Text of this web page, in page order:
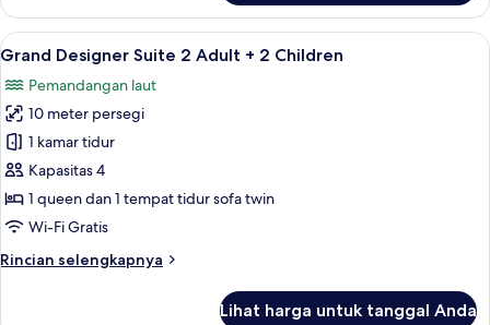
Grand
Designer
Suite
Lihat
semua
foto
untuk
Grand
Designer
Suite
2
+
11
Grand Designer Suite 2 Adult + 2 Children
Pemandangan laut
10 meter persegi
1 kamar tidur
Kapasitas 4
1 queen dan 1 tempat tidur sofa twin
Wi-Fi Gratis
Rincian selengkapnya
Rincian
Lihat harga untuk tanggal Anda